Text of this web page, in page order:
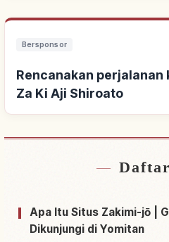
Bersponsor
Rencanakan perjalanan
Za Ki Aji Shiroato
Cari penginapan dekat
Cari aktivitas di
Apa Itu Situs Zakimi-jō |
Dikunjungi di Yomitan